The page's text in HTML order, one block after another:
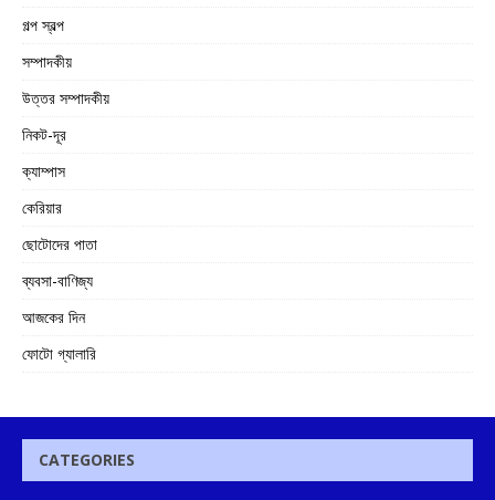
গল্প স্বল্প
সম্পাদকীয়
উত্তর সম্পাদকীয়
নিকট-দূর
ক্যাম্পাস
কেরিয়ার
ছোটোদের পাতা
ব্যবসা-বাণিজ্য
আজকের দিন
ফোটো গ্যালারি
CATEGORIES